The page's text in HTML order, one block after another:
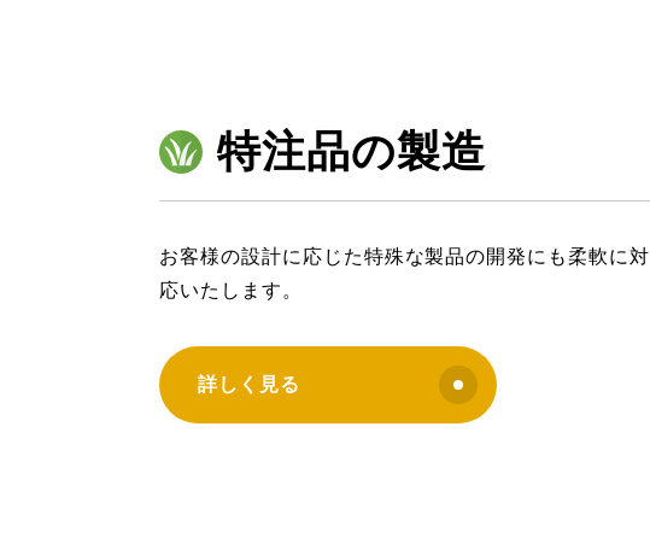
特注品の製造
お客様の設計に応じた特殊な製品の開発にも柔軟に対
応いたします。
詳しく見る